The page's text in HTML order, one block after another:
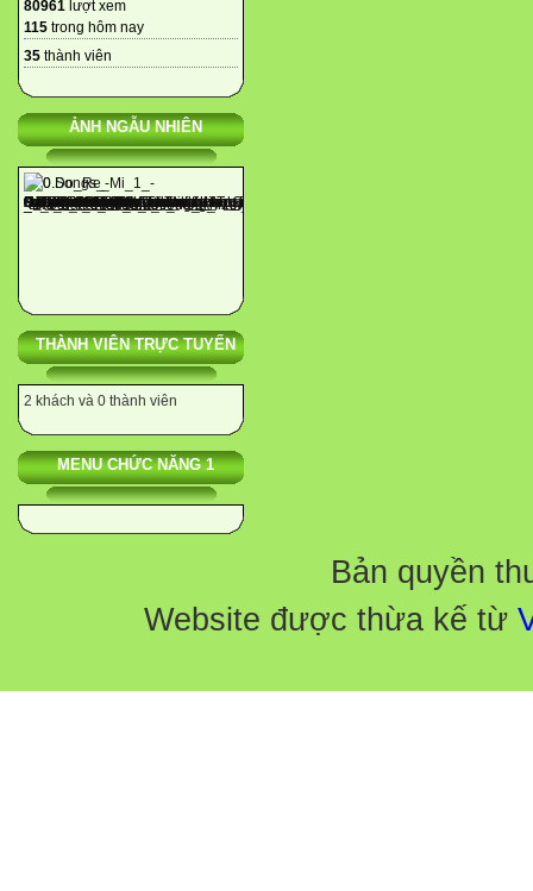
80961 lượt xem
115 trong hôm nay
35 thành viên
ẢNH NGẪU NHIÊN
THÀNH VIÊN TRỰC TUYẾN
2 khách và 0 thành viên
MENU CHỨC NĂNG 1
Bản quyền
Website được thừa kế từ